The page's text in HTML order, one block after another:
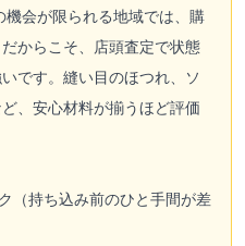
会が限られる地域では、購
からこそ、店頭査定で状態
です。縫い目のほつれ、ソ
、安心材料が揃うほど評価
（持ち込み前のひと手間が差